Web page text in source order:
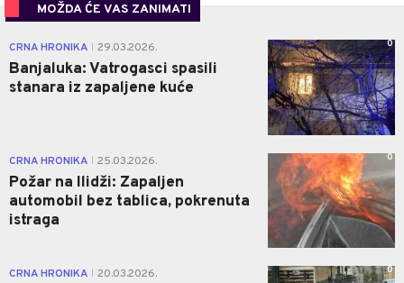
MOŽDA ĆE VAS ZANIMATI
CRNA HRONIKA 29.03.2026.
Banjaluka: Vatrogasci spasili
stanara iz zapaljene kuće
0
CRNA HRONIKA 25.03.2026.
Požar na Ilidži: Zapaljen
automobil bez tablica, pokrenuta
istraga
0
CRNA HRONIKA 20.03.2026. 0